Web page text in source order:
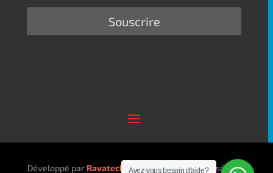
Souscrire
Développé par Ravatech Cloud Services| Propulsé par
Avez-vous besoin d'aide?